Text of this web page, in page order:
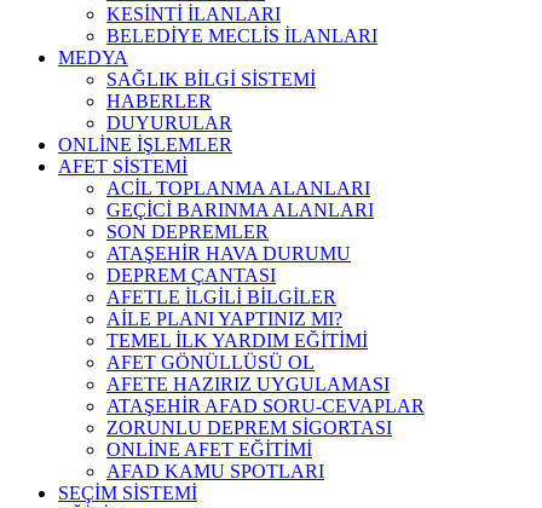
KESİNTİ İLANLARI
BELEDİYE MECLİS İLANLARI
MEDYA
SAĞLIK BİLGİ SİSTEMİ
HABERLER
DUYURULAR
ONLİNE İŞLEMLER
AFET SİSTEMİ
ACİL TOPLANMA ALANLARI
GEÇİCİ BARINMA ALANLARI
SON DEPREMLER
ATAŞEHİR HAVA DURUMU
DEPREM ÇANTASI
AFETLE İLGİLİ BİLGİLER
AİLE PLANI YAPTINIZ MI?
TEMEL İLK YARDIM EĞİTİMİ
AFET GÖNÜLLÜSÜ OL
AFETE HAZIRIZ UYGULAMASI
ATAŞEHİR AFAD SORU-CEVAPLAR
ZORUNLU DEPREM SİGORTASI
ONLİNE AFET EĞİTİMİ
AFAD KAMU SPOTLARI
SEÇİM SİSTEMİ